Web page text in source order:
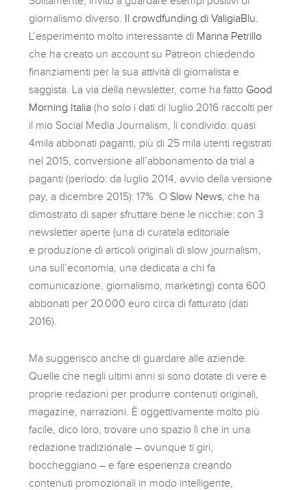
giornalismo diverso. Il crowdfunding di ValigiaBlu.
L’esperimento molto interessante di Marina Petrillo
che ha creato un account su Patreon chiedendo
finanziamenti per la sua attività di giornalista e
saggista. La via della newsletter, come ha fatto Good
Morning Italia (ho solo i dati di luglio 2016 raccolti per
il mio Social Media Journalism, li condivido: quasi
4mila abbonati paganti, più di 25 mila utenti registrati
nel 2015, conversione all’abbonamento da trial a
paganti (periodo: da luglio 2014, avvio della versione
pay, a dicembre 2015): 17%. O Slow News , che ha
dimostrato di saper sfruttare bene le nicchie: con 3
newsletter aperte (una di curatela editoriale
e produzione di articoli originali di slow journalism,
una sull’economia, una dedicata a chi fa
comunicazione, giornalismo, marketing) conta 600
abbonati per 20.000 euro circa di fatturato (dati
2016).
Ma suggerisco anche di guardare alle aziende.
Quelle che negli ultimi anni si sono dotate di vere e
proprie redazioni per produrre contenuti originali,
magazine, narrazioni. È oggettivamente molto più
facile, dico loro, trovare uno spazio lì che in una
redazione tradizionale – ovunque ti giri,
boccheggiano – e fare esperienza creando
contenuti promozionali in modo intelligente,